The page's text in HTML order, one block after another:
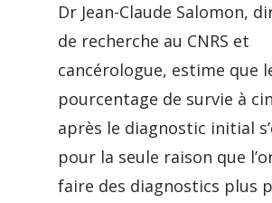
Dr Jean-Claude Salomon,
de recherche au CNRS et
cancérologue, estime que
pourcentage de survie à
après le diagnostic initial
pour la seule raison que
faire des diagnostics plus